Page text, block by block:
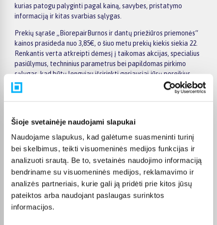
Šioje svetainėje naudojami slapukai
Naudojame slapukus, kad galėtume suasmeninti turinį
bei skelbimus, teikti visuomeninės medijos funkcijas ir
analizuoti srautą. Be to, svetainės naudojimo informaciją
bendriname su visuomeninės medijos, reklamavimo ir
analizės partneriais, kurie gali ją pridėti prie kitos jūsų
pateiktos arba naudojant paslaugas surinktos
informacijos.
kurias patogu palyginti pagal kainą, savybes, pristatymo
informaciją ir kitas svarbias sąlygas.
Prekių sąraše „BiorepairBurnos ir dantų priežiūros priemonės“
kainos prasideda nuo 3,85€, o šiuo metu prekių kiekis siekia 22.
Renkantis verta atkreipti dėmesį į taikomas akcijas, specialius
pasiūlymus, techninius parametrus bei papildomas pirkimo
sąlygas, kad būtų lengviau išsirinkti geriausiai jūsų poreikius
atitinkantį variantą.
Papildomi pasirinkimai ir prekių savybių filtrai padeda patogiai
Peržiūrėkite „BiorepairBurnos ir dantų priežiūros priemonės“
patogiai. Pasirinktą prekę pristatysime per jos aprašyme
nurodytą terminą.
DUK